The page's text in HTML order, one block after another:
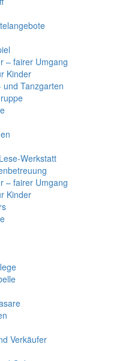
– fairer Umgang
Kinder
und Tanzgarten
Werkstatt
– fairer Umgang
Kinder
Verkäufer